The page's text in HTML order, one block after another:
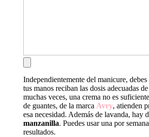
Independientemente del manicure,
tus manos reciban las dosis adecuadas
muchas veces, una crema no es
de guantes, de la marca Avry, atienden
esa necesidad. Además de lavanda, hay
manzanilla. Puedes usar una por
resultados.